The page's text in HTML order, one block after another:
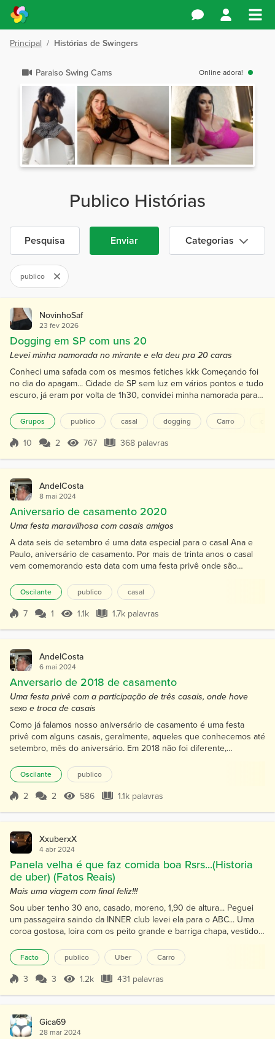
Principal / Histórias de Swingers
Paraiso Swing Cams Online adora!
Publico Histórias
Pesquisa Enviar Categorias
publico
NovinhoSaf
23 fev 2026
Dogging em SP com uns 20
Levei minha namorada no mirante e ela deu pra 20 caras
Conheci uma safada com os mesmos fetiches kkk Começando foi
no dia do apagam... Cidade de SP sem luz em vários pontos e tudo
escuro, já eram por volta de 1h30, convidei minha namorada para
carro enquanto outros olhavam, mas quando chegamos na IBM... já
começou a putaria! Passamos por um, por dois, começamos a se
pegar no carro, logo ela me pediu para chamar...
Grupos publico casal dogging Carro
Pontuação 10
10 2 767 Visualizações
767 368 palavras
368 palavras
AndelCosta
8 mai 2024
Aniversario de casamento 2020
Uma festa maravilhosa com casais amigos
A data seis de setembro é uma data especial para o casal Ana e
Paulo, aniversário de casamento. Por mais de trinta anos o casal
vem comemorando esta data com uma festa privê onde são
Clarisse (38 anos) e Gustavo (28 anos) de Fortaleza, Mercia (48
anos) e Antônio (50 anos) de Recife, que conhecemos em baladas
no decorrer do ano antes de setembro. Bem antes da data c...
Oscilante publico casal
Pontuação 7
7 1 1.1k Visualizações
1.1k 1.7k palavras
1.7k palavras
AndelCosta
6 mai 2024
Anversario de 2018 de casamento
Uma festa privê com a participação de três casais, onde hove
sexo e troca de casais
Como já falamos nosso aniversário de casamento é uma festa
privê com alguns casais, geralmente, aqueles que conhecemos até
setembro, mês do aniversário. Em 2018 não foi diferente,
Michel (62 anos), Moa (45 anos) e Marcus (39 anos), Celi (55 anos) e
Petro (58 anos), casais supermodernos e maravilhosos. Nos
nossos papos nas baladas, trocarmos os telefones e Ana co...
Oscilante publico
Pontuação 2
2 2 586 Visualizações
586 1.1k palavras
1.1k palavras
XxuberxX
4 abr 2024
Panela velha é que faz comida boa Rsrs...(Historia
de uber) (Fatos Reais)
Mais uma viagem com final feliz!!!
Sou uber tenho 30 ano, casado, moreno, 1,90 de altura... Peguei
um passageira saindo da INNER club levei ela para o ABC... Uma
coroa gostosa, loira com os peito grande e barriga chapa, vestido
perto da casa dela começou a conversa.. Eu - Toda vez que entra
uma moça de sobretudo, eu sempre fico curioso pra saber o q tem
por baixo... Ela - Rsrs... Não tem nada de mai...
Facto publico Uber Carro
Pontuação 3
3 3 1.2k Visualizações
1.2k 431 palavras
431 palavras
Gica69
28 mar 2024